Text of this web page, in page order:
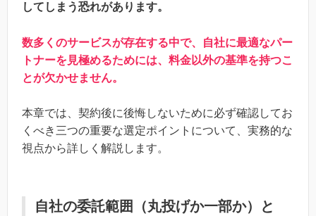
してしまう恐れがあります。
数多くのサービスが存在する中で、自社に最適なパー
トナーを見極めるためには、料金以外の基準を持つこ
とが欠かせません。
本章では、契約後に後悔しないために必ず確認してお
くべき三つの重要な選定ポイントについて、実務的な
視点から詳しく解説します。
自社の委託範囲（丸投げか一部か）と